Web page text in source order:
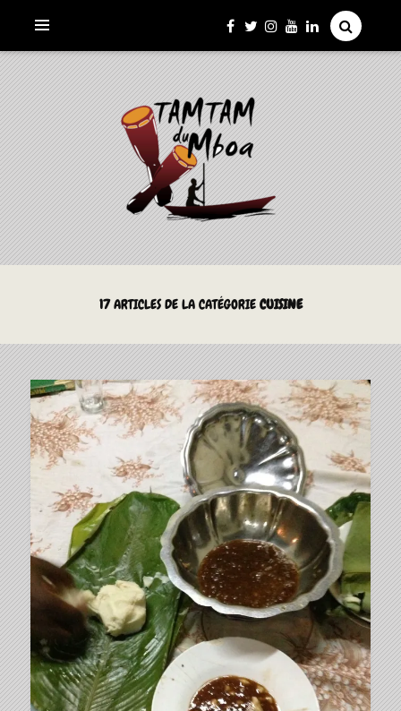
LE TAMTAM DU MBOA
La Culture du Mboa Dévoilée !
17ARTICLES DE LA CATÉGORIE CUISINE